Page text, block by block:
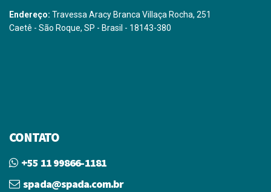
Endereço: Travessa Aracy Branca Villaça Rocha, 251
Caetê - São Roque, SP - Brasil - 18143-380
CONTATO
+55 11 99866-1181
spada@spada.com.br